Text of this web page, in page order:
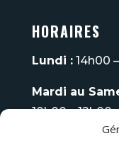
HORAIRES
Lundi :14h00
Mardi au
10h00 – 12h00
14h00 – 18h00